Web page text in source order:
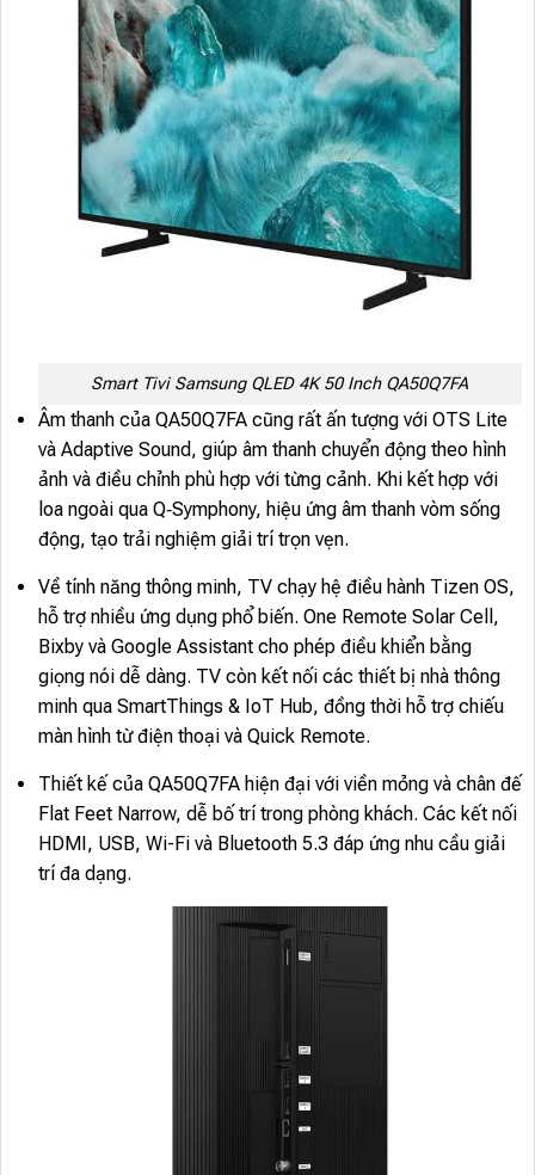
Smart Tivi Samsung QLED 4K 50 Inch QA50Q7FA
Âm thanh của QA50Q7FA cũng rất ấn tượng với OTS Lite
và Adaptive Sound, giúp âm thanh chuyển động theo hình
ảnh và điều chỉnh phù hợp với từng cảnh. Khi kết hợp với
loa ngoài qua Q‑Symphony, hiệu ứng âm thanh vòm sống
động, tạo trải nghiệm giải trí trọn vẹn.
Về tính năng thông minh, TV chạy hệ điều hành Tizen OS,
hỗ trợ nhiều ứng dụng phổ biến. One Remote Solar Cell,
Bixby và Google Assistant cho phép điều khiển bằng
giọng nói dễ dàng. TV còn kết nối các thiết bị nhà thông
minh qua SmartThings & IoT Hub, đồng thời hỗ trợ chiếu
màn hình từ điện thoại và Quick Remote.
Thiết kế của QA50Q7FA hiện đại với viền mỏng và chân đế
Flat Feet Narrow, dễ bố trí trong phòng khách. Các kết nối
HDMI, USB, Wi-Fi và Bluetooth 5.3 đáp ứng nhu cầu giải
trí đa dạng.